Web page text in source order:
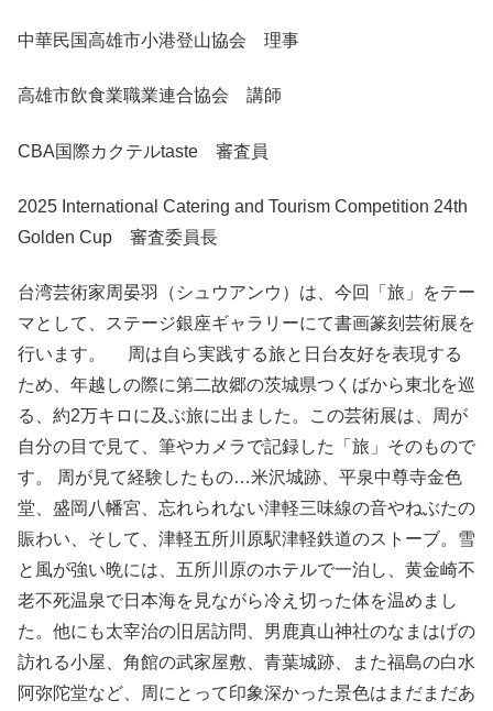
中華民国高雄市小港登山協会 理事
高雄市飲食業職業連合協会 講師
CBA国際カクテルtaste 審査員
2025 International Catering and Tourism Competition 24th
Golden Cup 審査委員長
台湾芸術家周晏羽（シュウアンウ）は、今回「旅」をテー
マとして、ステージ銀座ギャラリーにて書画篆刻芸術展を
行います。 周は自ら実践する旅と日台友好を表現する
ため、年越しの際に第二故郷の茨城県つくばから東北を巡
る、約2万キロに及ぶ旅に出ました。この芸術展は、周が
自分の目で見て、筆やカメラで記録した「旅」そのもので
す。 周が見て経験したもの…米沢城跡、平泉中尊寺金色
堂、盛岡八幡宮、忘れられない津軽三味線の音やねぶたの
賑わい、そして、津軽五所川原駅津軽鉄道のストーブ。雪
と風が強い晩には、五所川原のホテルで一泊し、黄金崎不
老不死温泉で日本海を見ながら冷え切った体を温めまし
た。他にも太宰治の旧居訪問、男鹿真山神社のなまはげの
訪れる小屋、角館の武家屋敷、青葉城跡、また福島の白水
阿弥陀堂など、周にとって印象深かった景色はまだまだあ